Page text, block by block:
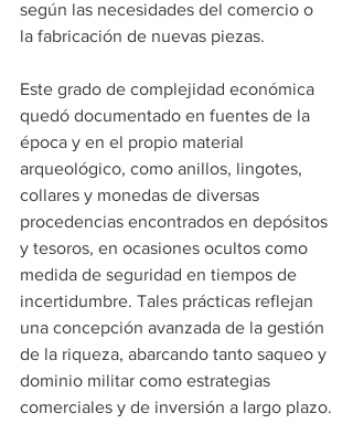
según las necesidades del comercio o
la fabricación de nuevas piezas.
Este grado de complejidad económica
quedó documentado en fuentes de la
época y en el propio material
arqueológico, como anillos, lingotes,
collares y monedas de diversas
procedencias encontrados en depósitos
y tesoros, en ocasiones ocultos como
medida de seguridad en tiempos de
incertidumbre. Tales prácticas reflejan
una concepción avanzada de la gestión
de la riqueza, abarcando tanto saqueo y
dominio militar como estrategias
comerciales y de inversión a largo plazo.